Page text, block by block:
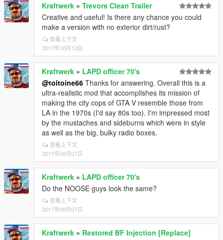
Kraftwerk » Trevors Clean Trailer
Creative and useful! Is there any chance you could
make a version with no exterior dirt/rust?
查看上下文
2017年10月13日
Kraftwerk » LAPD officer 70's
@toitoine66 Thanks for answering. Overall this is a
ultra-realistic mod that accomplishes its mission of
making the city cops of GTA V resemble those from
LA in the 1970s (I'd say 80s too). I'm impressed most
by the mustaches and sideburns which were in style
as well as the big, bulky radio boxes.
查看上下文
2017年09月07日
Kraftwerk » LAPD officer 70's
Do the NOOSE guys look the same?
查看上下文
2017年09月07日
Kraftwerk » Restored BF Injection [Replace]